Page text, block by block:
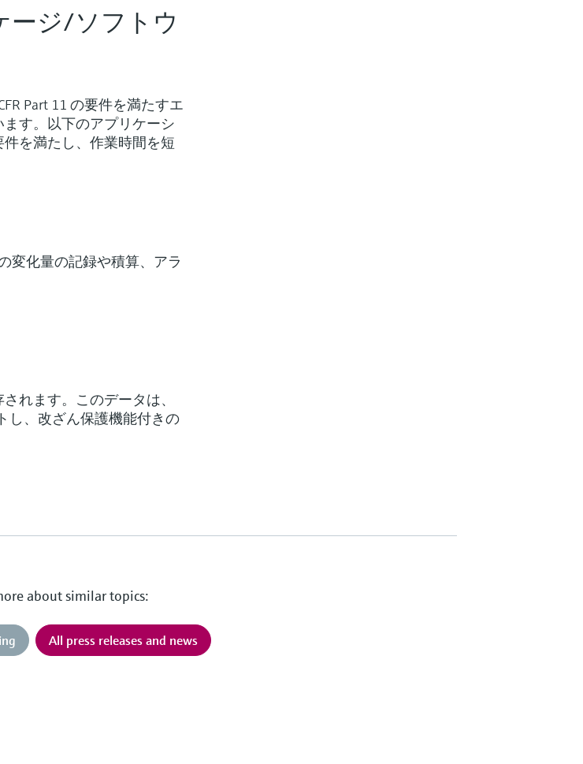
ージ/ソフトウ
Part 11 の要件を満たすエ
す。以下のアプリケーシ
を満たし、作業時間を短
変化量の記録や積算、アラ
れます。このデータは、
し、改ざん保護機能付きの
about similar topics:
All press releases and news